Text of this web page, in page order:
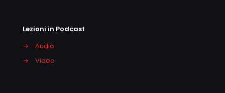
Lezioni in Podcast
→
Audio
→
Video